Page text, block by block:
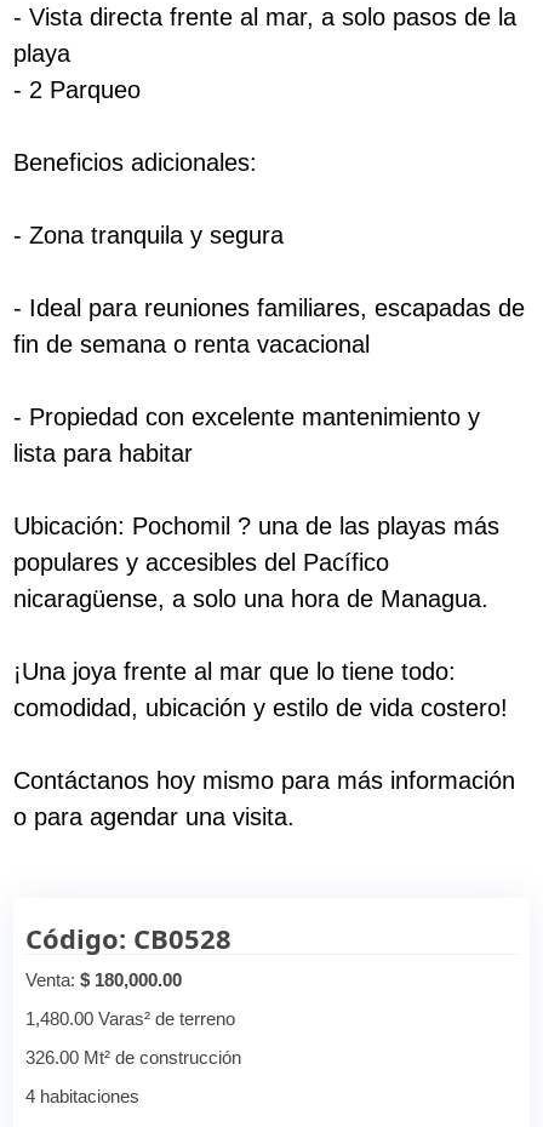
- Vista directa frente al mar, a solo pasos de la
playa
- 2 Parqueo
Beneficios adicionales:
- Zona tranquila y segura
- Ideal para reuniones familiares, escapadas de
fin de semana o renta vacacional
- Propiedad con excelente mantenimiento y
lista para habitar
Ubicación: Pochomil ? una de las playas más
populares y accesibles del Pacífico
nicaragüense, a solo una hora de Managua.
¡Una joya frente al mar que lo tiene todo:
comodidad, ubicación y estilo de vida costero!
Contáctanos hoy mismo para más información
o para agendar una visita.
Código: CB0528
Venta:$ 180,000.00
1,480.00 Varas² de terreno
326.00 Mt² de construcción
4 habitaciones